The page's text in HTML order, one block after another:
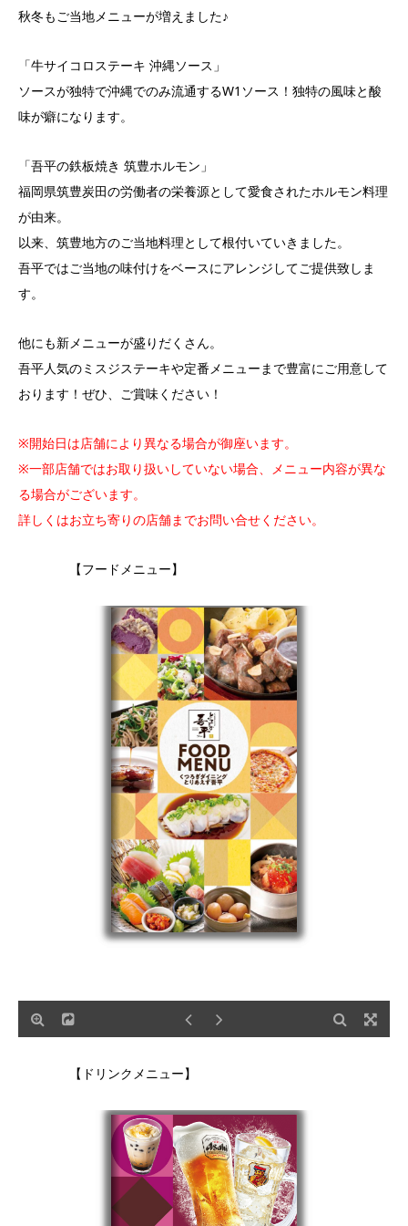
秋冬もご当地メニューが増えました♪
「牛サイコロステーキ 沖縄ソース」
ソースが独特で沖縄でのみ流通するW1ソース！独特の風味と酸
味が癖になります。
「吾平の鉄板焼き 筑豊ホルモン」
福岡県筑豊炭田の労働者の栄養源として愛食されたホルモン料理
が由来。
以来、筑豊地方のご当地料理として根付いていきました。
吾平ではご当地の味付けをベースにアレンジしてご提供致しま
す。
他にも新メニューが盛りだくさん。
吾平人気のミスジステーキや定番メニューまで豊富にご用意して
おります！ぜひ、ご賞味ください！
※開始日は店舗により異なる場合が御座います。
※一部店舗ではお取り扱いしていない場合、メニュー内容が異な
る場合がございます。
詳しくはお立ち寄りの店舗までお問い合せください。
【フードメニュー】
【ドリンクメニュー】